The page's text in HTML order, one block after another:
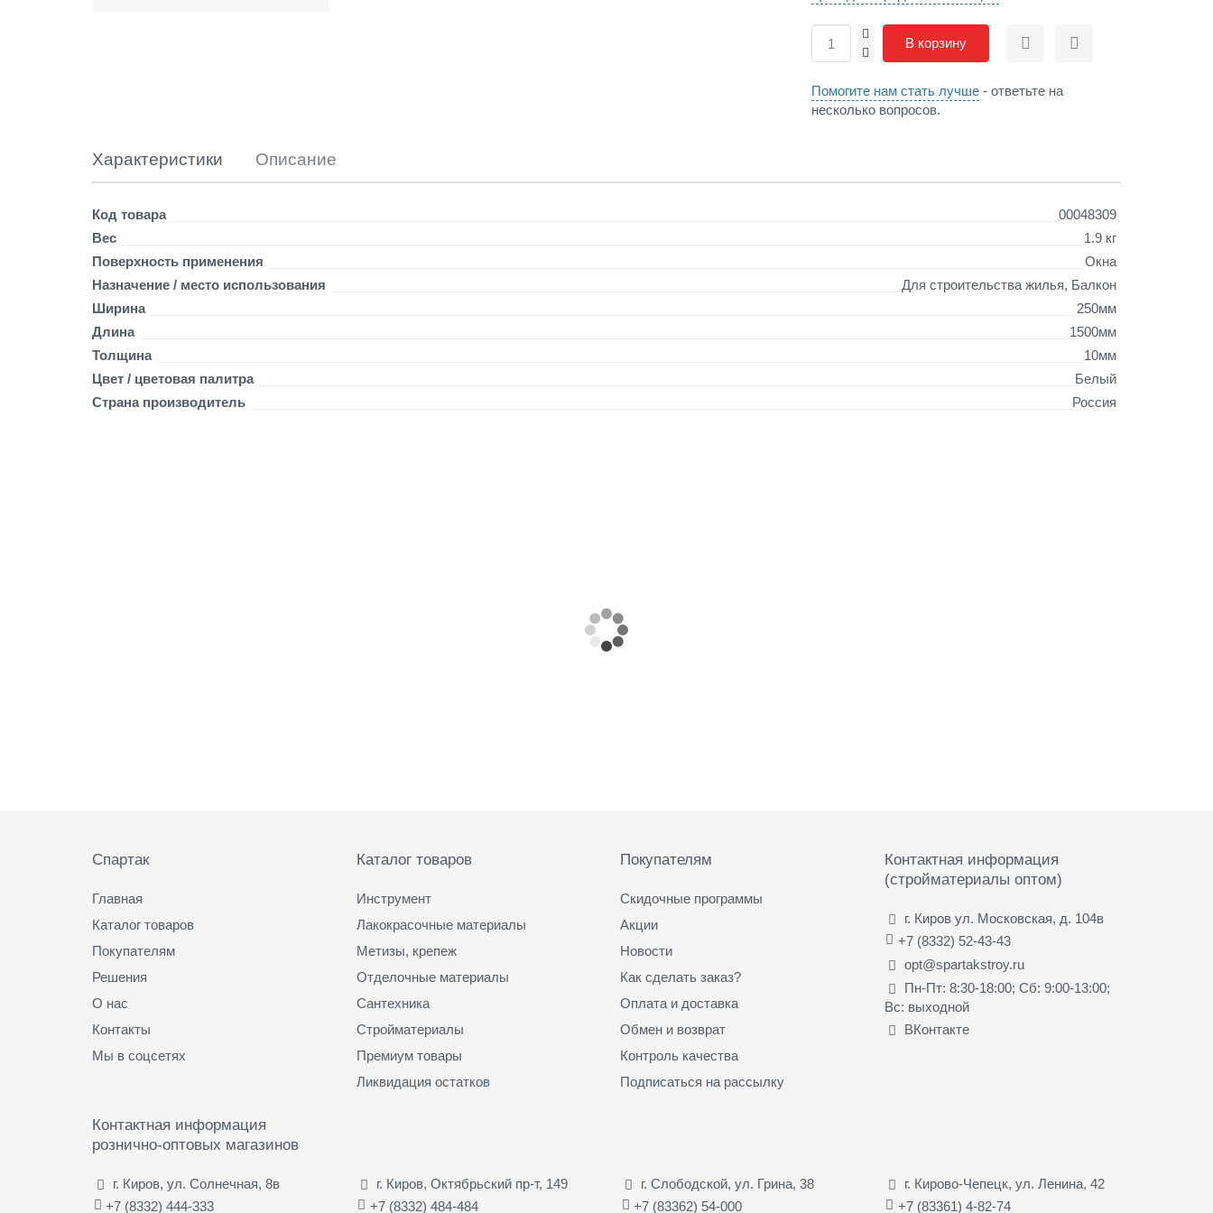
-
+
В корзину
СравнитьОтложить
Помогите нам стать лучше - ответьте на
несколько вопросов.
Характеристики Описание
Детали
Код товара
00048309
Вес
1.9 кг
Поверхность применения
Окна
Назначение / место использования
Для строительства жилья, Балкон
Ширина
250мм
Длина
1500мм
Толщина
10мм
Цвет / цветовая палитра
Белый
Страна производитель
Россия
Спартак
Главная
Каталог товаров
Покупателям
Решения
О нас
Контакты
Мы в соцсетях
Каталог товаров
Инструмент
Лакокрасочные материалы
Метизы, крепеж
Отделочные материалы
Сантехника
Стройматериалы
Премиум товары
Ликвидация остатков
Покупателям
Скидочные программы
Акции
Новости
Как сделать заказ?
Оплата и доставка
Обмен и возврат
Контроль качества
Подписаться на рассылку
Контактная информация
(стройматериалы оптом)
г. Киров ул. Московская, д. 104в
+7 (8332) 52-43-43
opt@spartakstroy.ru
Пн-Пт: 8:30-18:00; Сб: 9:00-13:00;
Вс: выходной
ВКонтакте
Контактная информация
рознично-оптовых магазинов
г. Киров, ул. Солнечная, 8в
+7 (8332) 444-333
г. Киров, Октябрьский пр-т, 149
+7 (8332) 484-484
г. Слободской, ул. Грина, 38
+7 (83362) 54-000
г. Кирово-Чепецк, ул. Ленина, 42
+7 (83361) 4-82-74